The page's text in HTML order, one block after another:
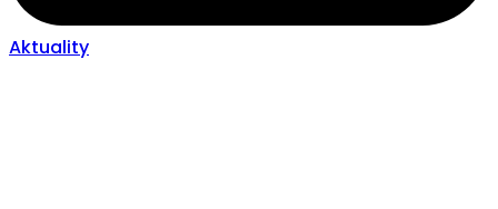
Aktuality